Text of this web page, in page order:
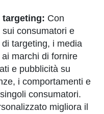
targeting: Con
sui consumatori e
targeting, i media
marchi di fornire
e pubblicità su
i comportamenti e
consumatori.
migliora il